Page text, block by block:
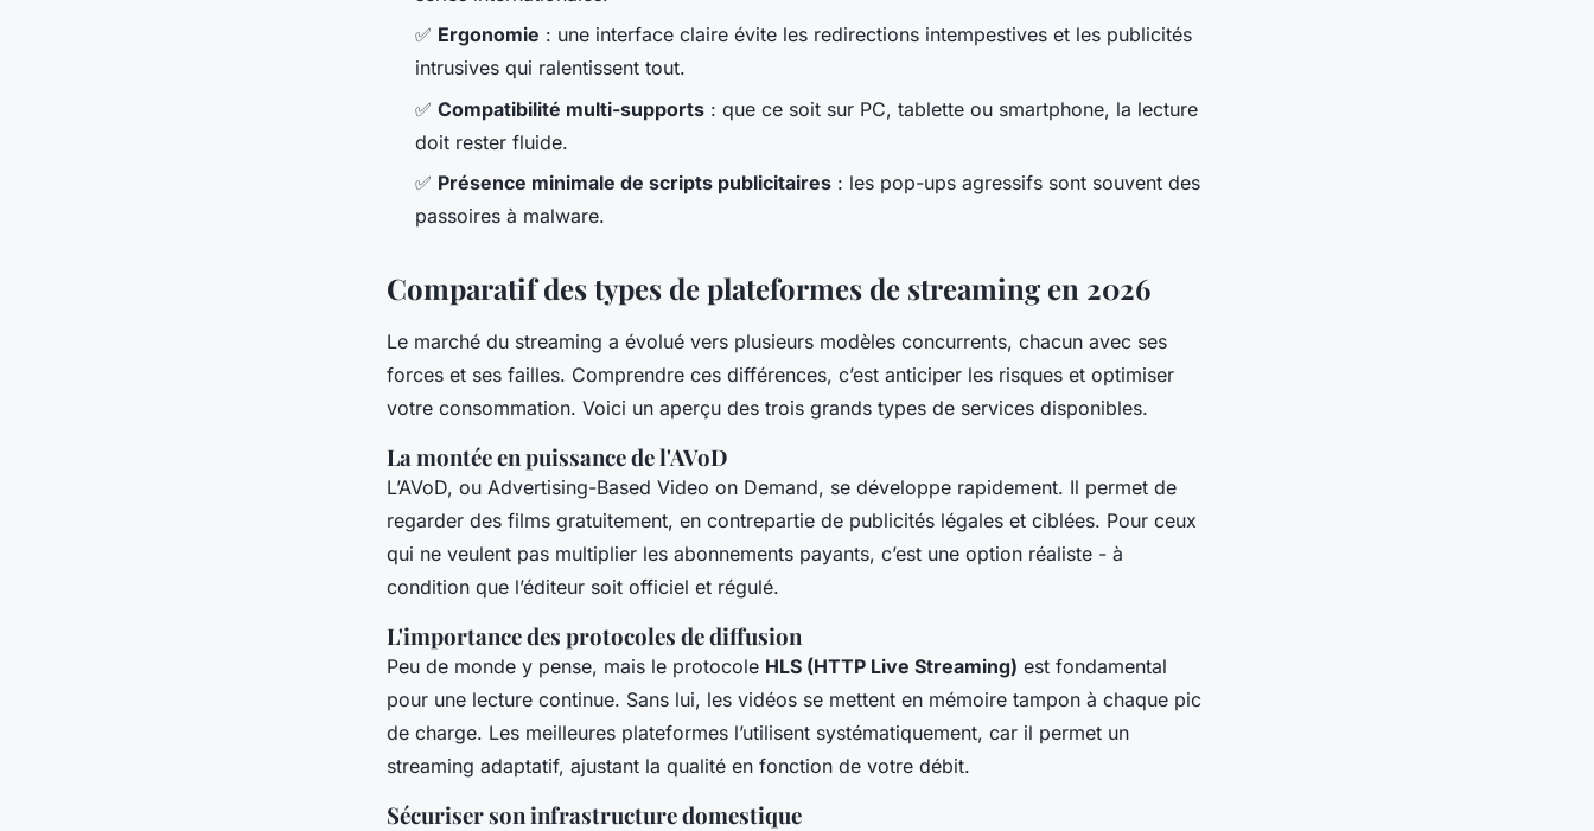
✅ Ergonomie : une interface claire évite les redirections intempestives et les publicités
intrusives qui ralentissent tout.
✅ Compatibilité multi-supports : que ce soit sur PC, tablette ou smartphone, la lecture
doit rester fluide.
✅ Présence minimale de scripts publicitaires : les pop-ups agressifs sont souvent des
passoires à malware.
Comparatif des types de plateformes de streaming en 2026
Le marché du streaming a évolué vers plusieurs modèles concurrents, chacun avec ses
forces et ses failles. Comprendre ces différences, c’est anticiper les risques et optimiser
votre consommation. Voici un aperçu des trois grands types de services disponibles.
La montée en puissance de l'AVoD
L’AVoD, ou Advertising-Based Video on Demand, se développe rapidement. Il permet de
regarder des films gratuitement, en contrepartie de publicités légales et ciblées. Pour ceux
qui ne veulent pas multiplier les abonnements payants, c’est une option réaliste - à
condition que l’éditeur soit officiel et régulé.
L'importance des protocoles de diffusion
Peu de monde y pense, mais le protocole HLS (HTTP Live Streaming) est fondamental
pour une lecture continue. Sans lui, les vidéos se mettent en mémoire tampon à chaque pic
de charge. Les meilleures plateformes l’utilisent systématiquement, car il permet un
streaming adaptatif, ajustant la qualité en fonction de votre débit.
Sécuriser son infrastructure domestique